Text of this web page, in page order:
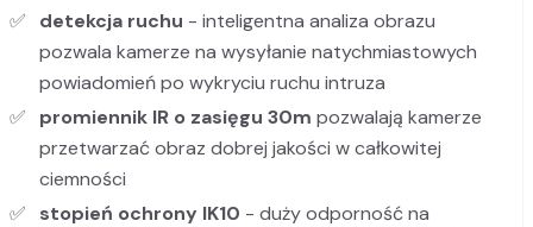
detekcja ruchu - inteligentna analiza obrazu
pozwala kamerze na wysyłanie natychmiastowych
powiadomień po wykryciu ruchu intruza
promiennik IR o zasięgu 30m pozwalają kamerze
przetwarzać obraz dobrej jakości w całkowitej
ciemności
stopień ochrony IK10 - duży odporność na